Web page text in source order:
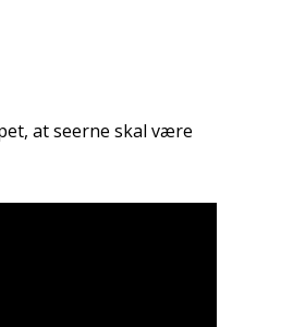
at seer­ne skal være